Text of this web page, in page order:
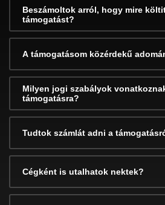
Beszámoltok arról, hogy mire
támogatást?
A támogatásom közérdekű
Milyen jogi szabályok
támogatásra?
Tudtok számlát adni a
Cégként is utalhatok nektek?